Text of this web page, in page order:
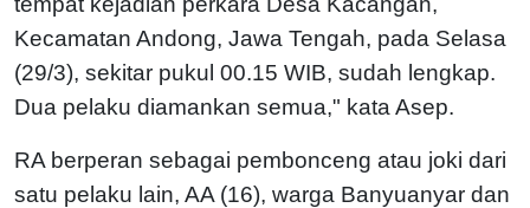
Kecamatan Andong, Jawa Tengah, pada Selasa
(29/3), sekitar pukul 00.15 WIB, sudah lengkap.
Dua pelaku diamankan semua," kata Asep.
RA berperan sebagai pembonceng atau joki dari
satu pelaku lain, AA (16), warga Banyuanyar dan